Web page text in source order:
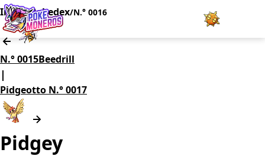
Juegos
Pokédex
Team Builder
Inicio/Pokedex/N.° 0016
N.° 0015Beedrill
|
Pidgeotto N.° 0017
Pidgey